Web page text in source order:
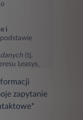
i
(tj.
Leasys,
podmiotów
zapytanie